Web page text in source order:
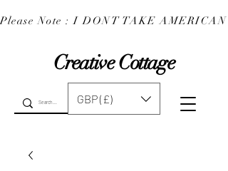
Creative Cottage
Please Note : I DONT TAKE
GBP (£)